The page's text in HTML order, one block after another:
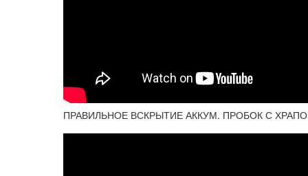
ПРАВИЛЬНОЕ ВСКРЫТИЕ АККУМ. ПРОБОК С